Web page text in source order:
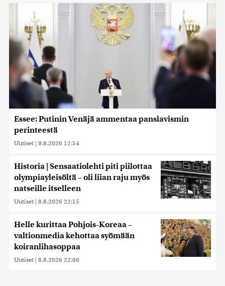
Essee: Putinin Venäjä ammentaa panslavismin
perinteestä
Uutiset | 9.8.2026 12:54
Historia | Sensaatiolehti piti piilottaa
olympiayleisöltä – oli liian raju myös
natseille itselleen
Uutiset | 8.8.2026 22:15
Helle kurittaa Pohjois-Koreaa –
valtionmedia kehottaa syömään
koiranlihasoppaa
Uutiset | 8.8.2026 22:06